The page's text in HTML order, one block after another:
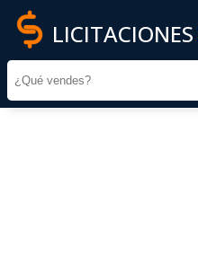
LICITACIONES